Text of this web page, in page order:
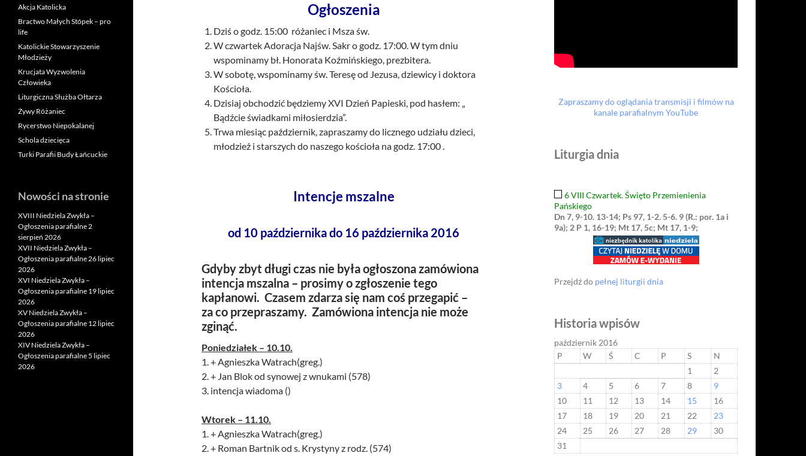
Ogłoszenia
Dziś o godz. 15:00 różaniec i Msza św.
W czwartek Adoracja Najśw. Sakr o godz. 17:00. W tym dniu
wspominamy bł. Honorata Koźmińskiego, prezbitera.
W sobotę, wspominamy św. Teresę od Jezusa, dziewicy i doktora
Kościoła.
Dzisiaj obchodzić będziemy XVI Dzień Papieski, pod hasłem: „
Bądźcie świadkami miłosierdzia”.
Trwa miesiąc październik, zapraszamy do licznego udziału dzieci,
młodzież i starszych do naszego kościoła na godz. 17:00 .
Intencje mszalne
od 10 października do 16 października 2016
Gdyby zbyt długi czas nie była ogłoszona zamówiona
intencja mszalna – prosimy o zgłoszenie tego
kapłanowi. Czasem zdarza się nam coś przegapić –
za co przepraszamy. Zamówiona intencja nie może
zginąć.
Poniedziałek – 10.10.
1. + Agnieszka Watrach(greg.)
2. + Jan Blok od synowej z wnukami (578)
3. intencja wiadoma ()
Wtorek – 11.10.
1. + Agnieszka Watrach(greg.)
2. + Roman Bartnik od s. Krystyny z rodz. (574)
Zapraszamy do oglądania transmisji i filmów na
kanale parafialnym YouTube
Liturgia dnia
6 VIII Czwartek. Święto Przemienienia
Pańskiego
Dn 7, 9-10. 13-14; Ps 97, 1-2. 5-6. 9 (R.: por. 1a i
9a); 2 P 1, 16-19; Mt 17, 5c; Mt 17, 1-9;
Przejdź do pełnej liturgii dnia
Historia wpisów
październik 2016
P
W Ś C P S
N
1
2
3
4 5 6 7 8
9
10
11 12 13 14 15
16
17
18 19 20 21 22
23
24
25 26 27 28 29
30
31
Akcja Katolicka
Bractwo Małych Stópek – pro
life
Katolickie Stowarzyszenie
Młodzieży
Krucjata Wyzwolenia
Człowieka
Liturgiczna Służba Ołtarza
Żywy Różaniec
Rycerstwo Niepokalanej
Schola dziecięca
Turki Parafii Budy Łańcuckie
Nowości na stronie
XVIII Niedziela Zwykła –
Ogłoszenia parafialne 2
sierpień 2026
XVII Niedziela Zwykła –
Ogłoszenia parafialne 26 lipiec
2026
XVI Niedziela Zwykła –
Ogłoszenia parafialne 19 lipiec
2026
XV Niedziela Zwykła –
Ogłoszenia parafialne 12 lipiec
2026
XIV Niedziela Zwykła –
Ogłoszenia parafialne 5 lipiec
2026